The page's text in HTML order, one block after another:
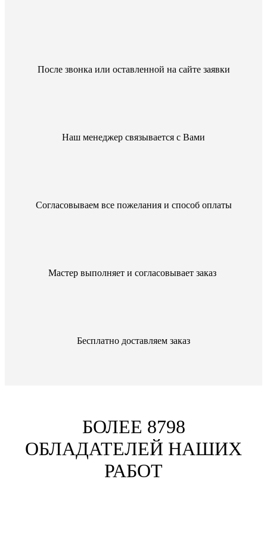
После звонка или оставленной на сайте заявки
Наш менеджер связывается с Вами
Согласовываем все пожелания и способ оплаты
Мастер выполняет и согласовывает заказ
Бесплатно доставляем заказ
БОЛЕЕ 8798
ОБЛАДАТЕЛЕЙ НАШИХ
РАБОТ